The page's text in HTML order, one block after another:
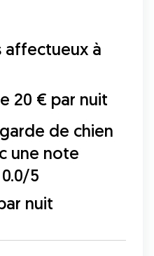
affectueux à
20 € par nuit
de chien
une note
5
nuit